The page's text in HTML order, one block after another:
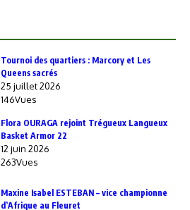
‎Tournoi des quartiers : Marcory et Les
Queens sacrés
25 juillet 2026
146Vues
Flora OURAGA rejoint Trégueux Langueux
Basket Armor 22
12 juin 2026
263Vues
Maxine Isabel ESTEBAN – vice championne
d’Afrique au Fleuret